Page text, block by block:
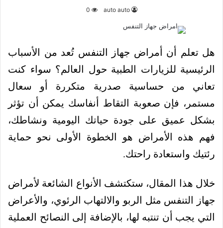
auto auto
0
هل تعلم أن أمراض جهاز التنفس تُعد من الأسباب
الرئيسية للزيارات الطبية حول العالم؟ سواء كنت
تعاني من حساسية صدرية متكررة أو سعال
مستمر، فإن صعوبة التقاط أنفاسك يمكن أن تؤثر
بشكل عميق على جودة حياتك اليومية ونشاطك،
فهم هذه الأمراض هو الخطوة الأولى نحو حماية
رئتيك واستعادة راحتك.
خلال هذا المقال، ستكتشف الأنواع الشائعة لأمراض
جهاز التنفس مثل الربو والالتهاب الرئوي، والأعراض
التي يجب أن تنتبه لها، بالإضافة إلى النصائح العملية